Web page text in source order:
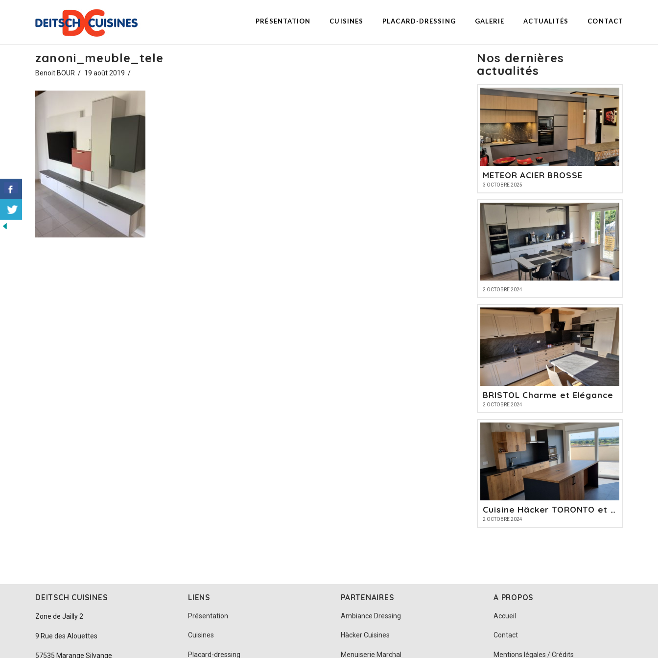
PRÉSENTATION CUISINES PLACARD-DRESSING GALERIE ACTUALITÉS CONTACT
zanoni_meuble_tele
Benoit BOUR 19 août 2019
Nos dernières
actualités
METEOR ACIER BROSSE
3 OCTOBRE 2025
2 OCTOBRE 2024
BRISTOL Charme et Elégance
2 OCTOBRE 2024
Cuisine Häcker TORONTO et PERFECT SOFT
2 OCTOBRE 2024
DEITSCH CUISINES
Zone de Jailly 2
9 Rue des Alouettes
57535 Marange Silvange
LIENS
Présentation
Cuisines
Placard-dressing
PARTENAIRES
Ambiance Dressing
Häcker Cuisines
Menuiserie Marchal
A PROPOS
Accueil
Contact
Mentions légales / Crédits